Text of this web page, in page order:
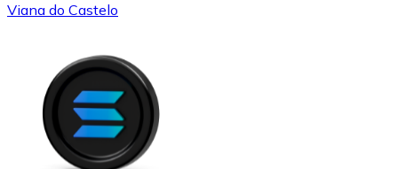
Viana do Castelo